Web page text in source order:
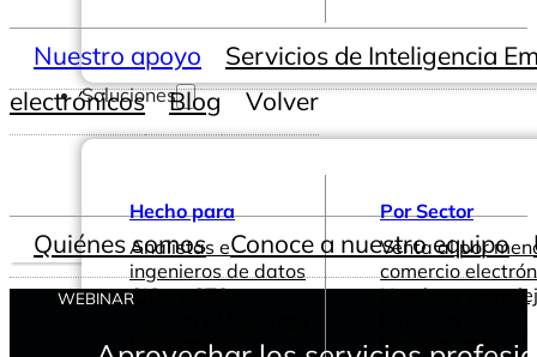
Soluciones
Hecho para
Analistas e
ingenieros de datos
CIOs y CTOs
Directores de
Por Sector
Venta al por
comercio
Hoteles y
Restaurantes
Nuestro apoyo
Servicios de Inteligencia
electrónicos
Blog Volver
Quiénes somos Conoce a nuestro equipo
WEBINAR